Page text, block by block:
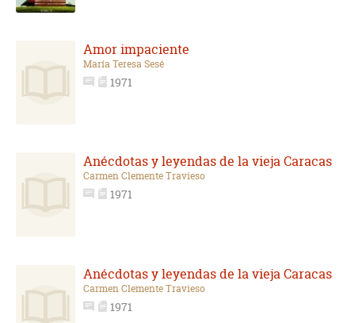
Amor impaciente
María Teresa Sesé
1971
Anécdotas y leyendas de la vieja Caracas
Carmen Clemente Travieso
1971
Anécdotas y leyendas de la vieja Caracas
Carmen Clemente Travieso
1971